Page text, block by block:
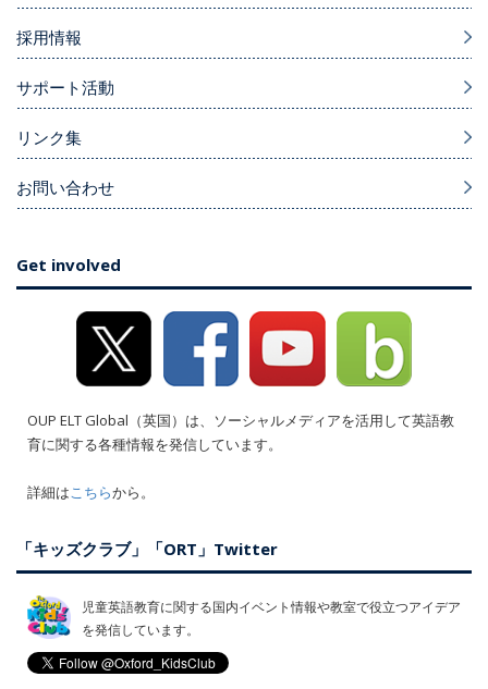
採用情報
サポート活動
リンク集
お問い合わせ
Get involved
OUP ELT Global（英国）は、ソーシャルメディアを活用して英語教
育に関する各種情報を発信しています。
詳細はこちらから。
「キッズクラブ」「ORT」Twitter
児童英語教育に関する国内イベント情報や教室で役立つアイデア
を発信しています。